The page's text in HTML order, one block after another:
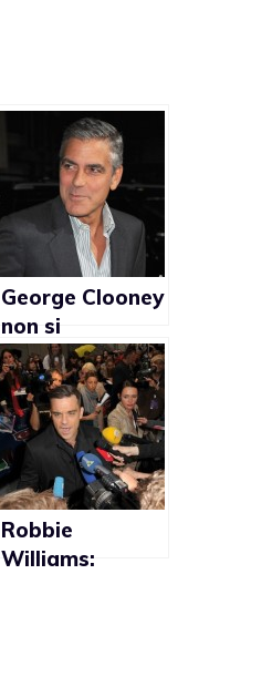
George Clooney
non si
preoccupa se la
gente crede che
sia gay
Robbie
Williams: